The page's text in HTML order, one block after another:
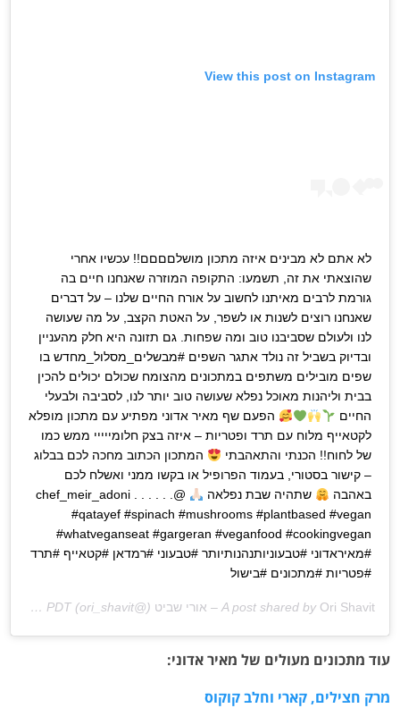
View this post on Instagram
לא אתם לא מבינים איזה מתכון מושלםםםם!! עכשיו אחרי
שהוצאתי את זה, תשמעו: התקופה המוזרה שאנחנו חיים בה
גורמת לרבים מאיתנו לחשוב על אורח החיים שלנו – על דברים
שאנחנו רוצים לשנות או לשפר, על האטת הקצב, על מה שעושה
לנו ולעולם שסביבנו טוב ומה שפחות. גם תזונה היא חלק מהעניין
ובדיוק בשביל זה נולד אתגר השפים #מבשלים_מסלול_מחדש בו
שפים מובילים משתפים במתכונים מהצומח שכולם יכולים להכין
בבית וליהנות מאוכל נפלא שעושה טוב יותר לנו, לסביבה ולבעלי
החיים
הפעם שף מאיר אדוני מפתיע עם מתכון מופלא
לקטאייף מלוח עם תרד ופטריות – איזה בצק חלומייייי ממש כמו
של לחוח!! הכנתי והתאהבתי
המתכון הכתוב מחכה לכם בבלוג
– קישור בסטורי, בעמוד הפרופיל או בקשו ממני ואשלח לכם
באהבה
שתהיה שבת נפלאה
@chef_meir_adoni . . . . . .
#qatayef #spinach #mushrooms #plantbased #vegan
#whatveganseat #gargeran #veganfood #cookingvegan
#מאיראדוני #טבעוניותנהנותיותר #טבעוני #רמדאן #קטאייף #תרד
#פטריות #מתכונים #בישול
A post shared by Ori Shavit – אורי שביט (@ori_shavit) on
Jun 12, 2020 at 4:28am PDT
עוד מתכונים מעולים של מאיר אדוני:
מרק חצילים, קארי וחלב קוקוס